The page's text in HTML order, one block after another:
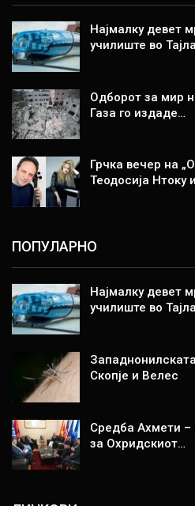
Најмалку девет
училиште во
Одборот за мир
Газа го издаде…
Грчка вечер на
Теодосија Нтоку
ПОПУЛАРНО
Најмалку девет
училиште во
Скопје и Велес
Средба Ахмети
за Охридскиот…